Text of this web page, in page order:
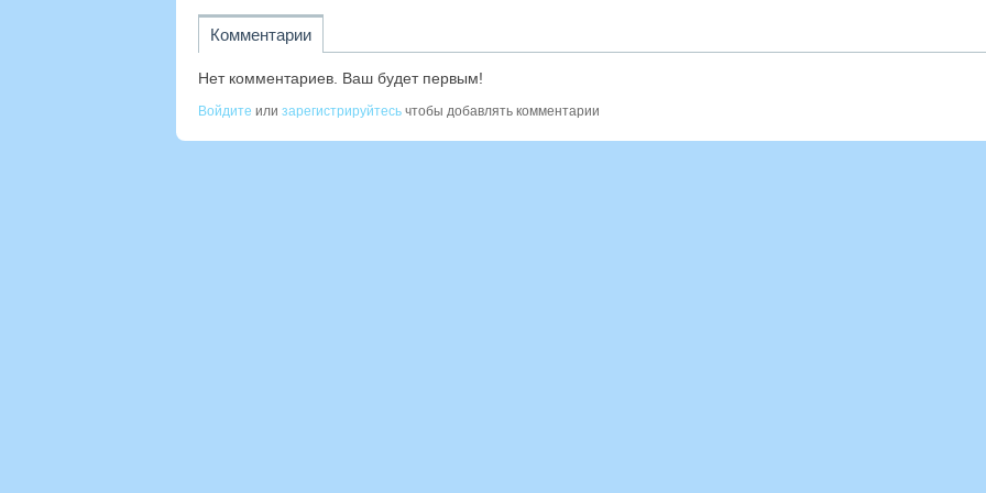
Комментарии
Нет комментариев. Ваш будет первым!
Войдите или зарегистрируйтесь чтобы добавлять комментарии